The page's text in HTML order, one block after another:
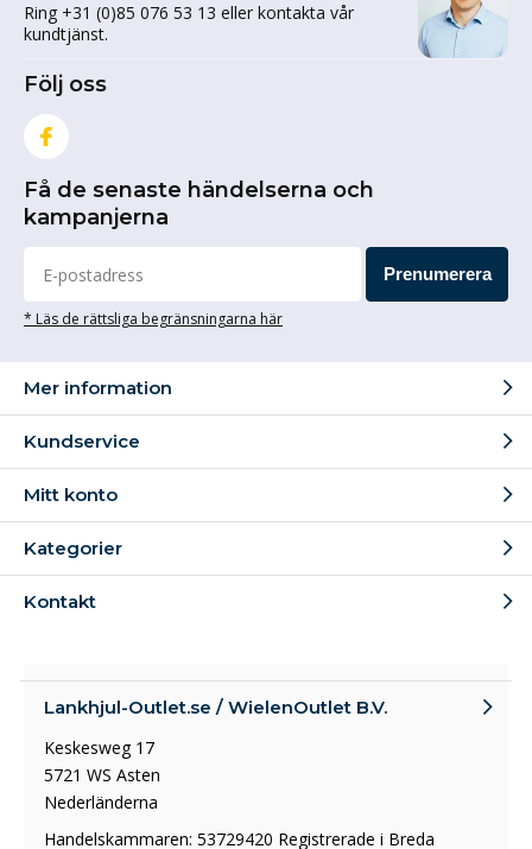
Ring +31 (0)85 076 53 13 eller kontakta vår
kundtjänst.
Följ oss
Få de senaste händelserna och
kampanjerna
Prenumerera
* Läs de rättsliga begränsningarna här
Mer information
Kundservice
Mitt konto
Kategorier
Kontakt
Lankhjul-Outlet.se / WielenOutlet B.V.
Keskesweg 17
5721 WS Asten
Nederländerna
Handelskammaren: 53729420 Registrerade i Breda